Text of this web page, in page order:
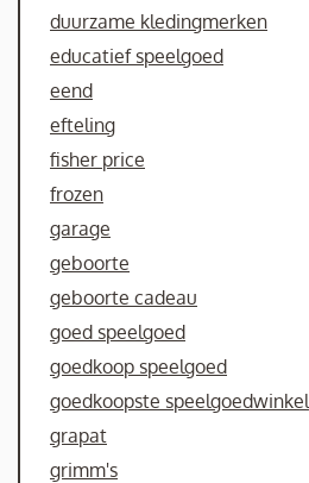
duurzame kledingmerken
educatief speelgoed
eend
efteling
fisher price
frozen
garage
geboorte
geboorte cadeau
goed speelgoed
goedkoop speelgoed
goedkoopste speelgoedwinkel
grapat
grimm's